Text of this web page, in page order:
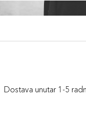
Dostava unutar 1-5